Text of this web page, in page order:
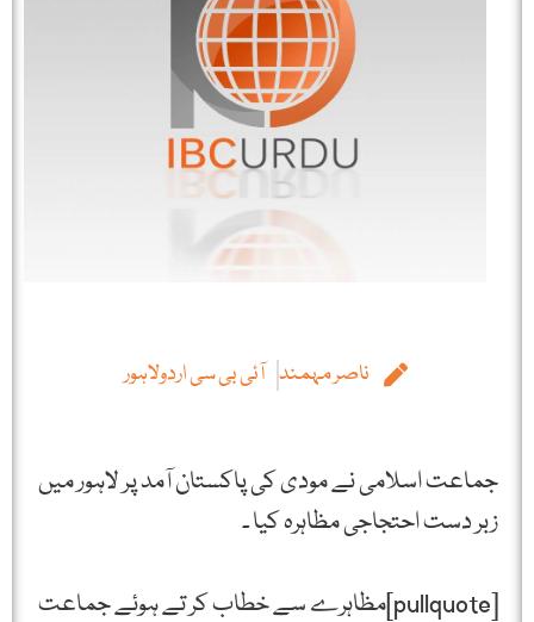
ناصر مہمند آئی بی سی اردولاہور
جماعت اسلامی نے مودی کی پاکستان آمد پر لاہور میں
زبر دست احتجاجی مظاہرہ کیا ۔
[pullquote]مظاہرے سے خطاب کر تے ہوئے جماعت